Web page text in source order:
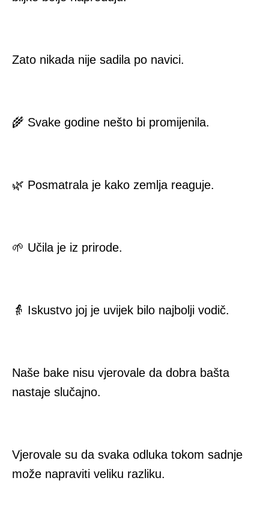
Zato nikada nije sadila po navici.
🌾 Svake godine nešto bi promijenila.
🌿 Posmatrala je kako zemlja reaguje.
🌱 Učila je iz prirode.
👵 Iskustvo joj je uvijek bilo najbolji vodič.
Naše bake nisu vjerovale da dobra bašta
nastaje slučajno.
Vjerovale su da svaka odluka tokom sadnje
može napraviti veliku razliku.